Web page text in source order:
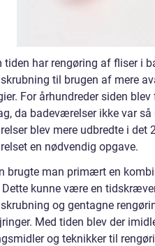
tiden har rengøring af fliser i
til brugen af mere
For århundreder siden
da badeværelser ikke var
blev mere udbredte i det
en nødvendig opgave.
brugte man primært en
Dette kunne være en
og gentagne
Med tiden blev der
og teknikker til